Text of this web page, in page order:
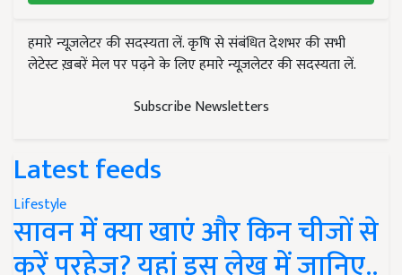
हमारे न्यूज़लेटर की सदस्यता लें. कृषि से संबंधित देशभर की सभी
लेटेस्ट ख़बरें मेल पर पढ़ने के लिए हमारे न्यूज़लेटर की सदस्यता लें.
Subscribe Newsletters
Latest feeds
Lifestyle
सावन में क्या खाएं और किन चीजों से